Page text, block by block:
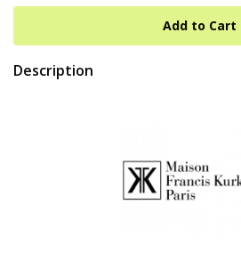
Description